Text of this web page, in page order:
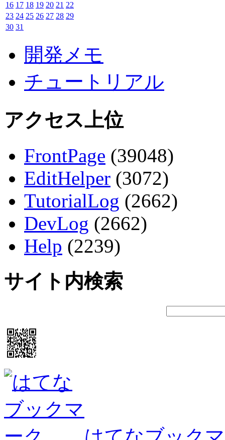
16 17 18 19 20 21 22
23 24 25 26 27 28 29
30 31
開発メモ
チュートリアル
アクセス上位
FrontPage (39048)
EditHelper (3072)
TutorialLog (2662)
DevLog (2662)
Help (2239)
サイト内検索